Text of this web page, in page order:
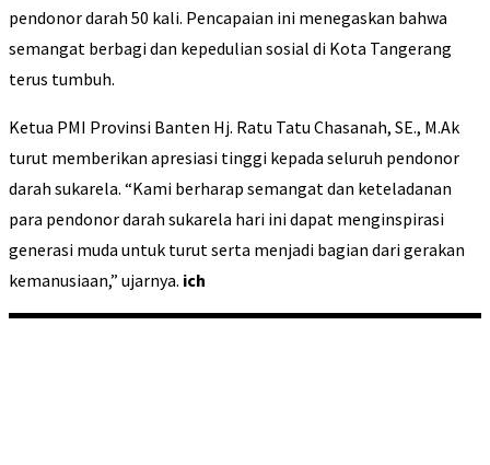
pendonor darah 50 kali. Pencapaian ini menegaskan bahwa
semangat berbagi dan kepedulian sosial di Kota Tangerang
terus tumbuh.
Ketua PMI Provinsi Banten Hj. Ratu Tatu Chasanah, SE., M.Ak
turut memberikan apresiasi tinggi kepada seluruh pendonor
darah sukarela. “Kami berharap semangat dan keteladanan
para pendonor darah sukarela hari ini dapat menginspirasi
generasi muda untuk turut serta menjadi bagian dari gerakan
kemanusiaan,” ujarnya. ich